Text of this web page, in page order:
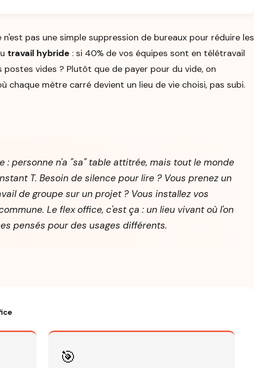
pas une simple suppression de bureaux pour réduire les
travail hybride : si 40% de vos équipes sont en télétravail
vides ? Plutôt que de payer pour du vide, on
chaque mètre carré devient un lieu de vie choisi, pas subi.
: personne n'a "sa" table attitrée, mais tout le monde
T. Besoin de silence pour lire ? Vous prenez un
de groupe sur un projet ? Vous installez vos
Le flex office, c'est ça : un lieu vivant où l'on
pensés pour des usages différents.
🎯